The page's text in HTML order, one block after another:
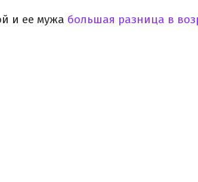
и ее мужа большая разница в